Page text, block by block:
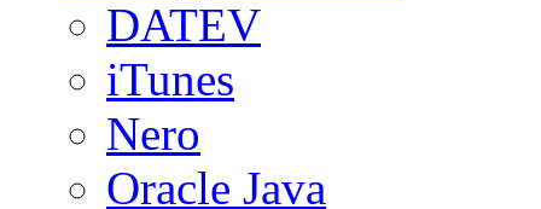
DATEV
iTunes
Nero
Oracle Java